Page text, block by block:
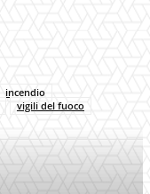
incendio
vigili del fuoco